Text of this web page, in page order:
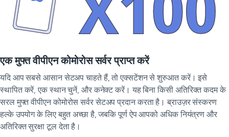
एक मुफ्त वीपीएन कोमोरोस सर्वर प्राप्त करें
यदि आप सबसे आसान सेटअप चाहते हैं, तो एक्सटेंशन से शुरुआत करें। इसे
स्थापित करें, एक स्थान चुनें, और कनेक्ट करें। यह बिना किसी अतिरिक्त कदम के
सरल मुफ्त वीपीएन कोमोरोस सर्वर सेटअप प्रदान करता है। ब्राउज़र संस्करण
हल्के उपयोग के लिए बहुत अच्छा है, जबकि पूर्ण ऐप आपको अधिक नियंत्रण और
अतिरिक्त सुरक्षा टूल देता है।